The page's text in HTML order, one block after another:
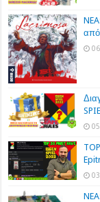
από